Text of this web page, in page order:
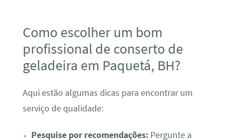
Como escolher um bom
profissional de conserto de
geladeira em Paquetá, BH?
Aqui estão algumas dicas para encontrar um
serviço de qualidade:
Pesquise por recomendações:Pergunte a